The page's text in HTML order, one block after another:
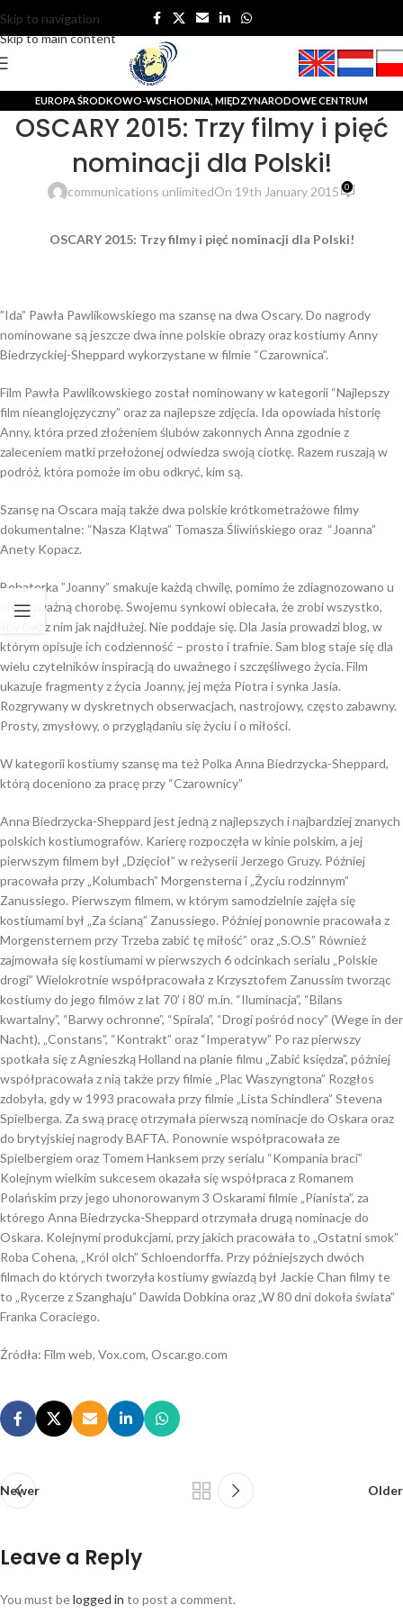
Skip to navigation
Skip to main content
EUROPA ŚRODKOWO-WSCHODNIA MIĘDZYNARODOWE CENTRUM
DZIENNIKARSKIE I PR
OSCARY 2015: Trzy filmy i pięć
nominacji dla Polski!
communications unlimitedOn 19th January 2015 0
OSCARY 2015: Trzy filmy i pięć nominacji dla Polski!
”Ida” Pawła Pawlikowskiego ma szansę na dwa Oscary. Do nagrody
nominowane są jeszcze dwa inne polskie obrazy oraz kostiumy Anny
Biedrzyckiej-Sheppard wykorzystane w filmie “Czarownica”.
Film Pawła Pawlikowskiego został nominowany w kategorii “Najlepszy
film nieanglojęzyczny” oraz za najlepsze zdjęcia. Ida opowiada historię
Anny, która przed złożeniem ślubów zakonnych Anna zgodnie z
zaleceniem matki przełożonej odwiedza swoją ciotkę. Razem ruszają w
podróż, która pomoże im obu odkryć, kim są.
Szansę na Oscara mają także dwa polskie krótkometrażowe filmy
dokumentalne: “Nasza Klątwa” Tomasza Śliwińskiego oraz “Joanna”
Anety Kopacz.
Bohaterka ”Joanny” smakuje każdą chwilę, pomimo że zdiagnozowano u
niej poważną chorobę. Swojemu synkowi obiecała, że zrobi wszystko,
aby być z nim jak najdłużej. Nie poddaje się. Dla Jasia prowadzi blog, w
którym opisuje ich codzienność – prosto i trafnie. Sam blog staje się dla
wielu czytelników inspiracją do uważnego i szczęśliwego życia. Film
ukazuje fragmenty z życia Joanny, jej męża Piotra i synka Jasia.
Rozgrywany w dyskretnych obserwacjach, nastrojowy, często zabawny.
Prosty, zmysłowy, o przyglądaniu się życiu i o miłości.
W kategorii kostiumy szansę ma też Polka Anna Biedrzycka-Sheppard,
którą doceniono za pracę przy “Czarownicy”
Anna Biedrzycka-Sheppard jest jedną z najlepszych i najbardziej znanych
polskich kostiumografów. Karierę rozpoczęła w kinie polskim, a jej
pierwszym filmem był „Dzięcioł” w reżyserii Jerzego Gruzy. Później
pracowała przy „Kolumbach” Morgensterna i „Życiu rodzinnym”
Zanussiego. Pierwszym filmem, w którym samodzielnie zajęła się
kostiumami był „Za ścianą” Zanussiego. Później ponownie pracowała z
Morgensternem przy Trzeba zabić tę miłość” oraz „S.O.S” Również
zajmowała się kostiumami w pierwszych 6 odcinkach serialu „Polskie
drogi” Wielokrotnie współpracowała z Krzysztofem Zanussim tworząc
kostiumy do jego filmów z lat 70’ i 80’ m.in. “Iluminacja”, “Bilans
kwartalny”, “Barwy ochronne”, “Spirala”, “Drogi pośród nocy” (Wege in der
Nacht), „Constans”, “Kontrakt” oraz “Imperatyw” Po raz pierwszy
spotkała się z Agnieszką Holland na planie filmu „Zabić księdza”, później
współpracowała z nią także przy filmie „Plac Waszyngtona” Rozgłos
zdobyła, gdy w 1993 pracowała przy filmie „Lista Schindlera” Stevena
Spielberga. Za swą pracę otrzymała pierwszą nominacje do Oskara oraz
do brytyjskiej nagrody BAFTA. Ponownie współpracowała ze
Spielbergiem oraz Tomem Hanksem przy serialu “Kompania braci”
Kolejnym wielkim sukcesem okazała się współpraca z Romanem
Polańskim przy jego uhonorowanym 3 Oskarami filmie „Pianista”, za
którego Anna Biedrzycka-Sheppard otrzymała drugą nominacje do
Oskara. Kolejnymi produkcjami, przy jakich pracowała to „Ostatni smok”
Roba Cohena, „Król olch” Schloendorffa. Przy późniejszych dwóch
filmach do których tworzyła kostiumy gwiazdą był Jackie Chan filmy te
to „Rycerze z Szanghaju” Dawida Dobkina oraz „W 80 dni dokoła świata”
Franka Coraciego.
Źródła: Film web, Vox.com, Oscar.go.com
Newer Older
Leave a Reply
You must belogged in to post a comment.